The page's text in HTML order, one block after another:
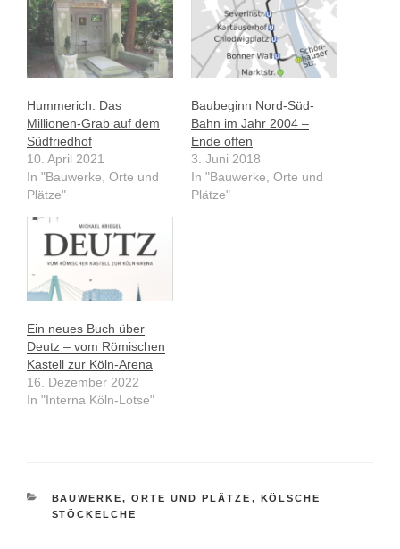
Hummerich: Das
Millionen-Grab auf dem
Südfriedhof
10. April 2021
In "Bauwerke, Orte und
Plätze"
Baubeginn Nord-Süd-
Bahn im Jahr 2004 –
Ende offen
3. Juni 2018
In "Bauwerke, Orte und
Plätze"
Ein neues Buch über
Deutz – vom Römischen
Kastell zur Köln-Arena
16. Dezember 2022
In "Interna Köln-Lotse"
KATEGORIEN
BAUWERKE, ORTE UND PLÄTZE , KÖLSCHE
STÖCKELCHE